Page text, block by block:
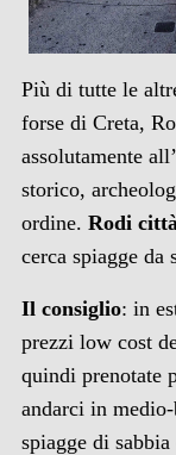
Più di tutte le
forse di Creta,
assolutamente
storico,
ordine. Rodi
cerca spiagge da
Il consiglio: in
prezzi low cost
quindi prenotate
andarci in
spiagge di